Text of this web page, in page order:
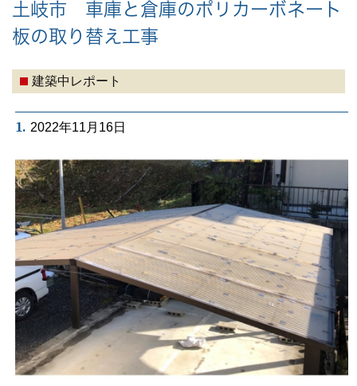
土岐市 車庫と倉庫のポリカーボネート
板の取り替え工事
建築中レポート
1. 2022年11月16日